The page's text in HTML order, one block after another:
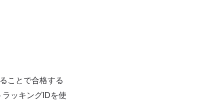
ことで合格する
ッキングIDを使